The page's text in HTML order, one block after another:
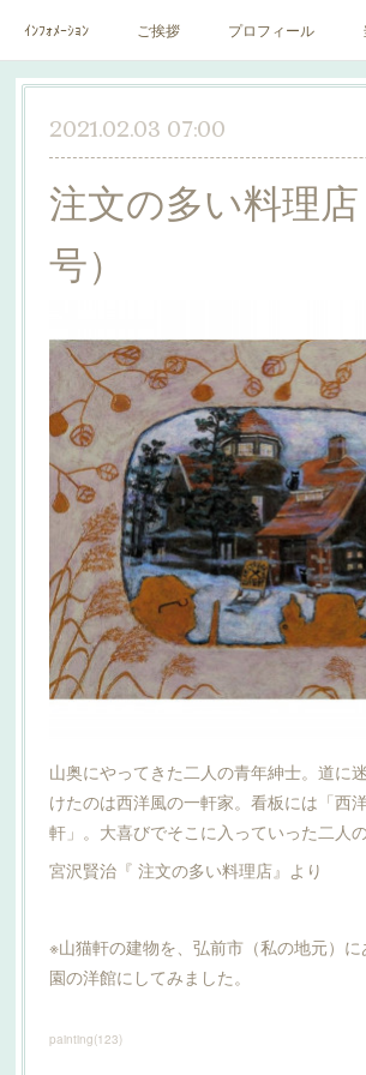
ｲﾝﾌｫﾒｰｼｮﾝ ご挨拶 プロフィール
作家一覧 絵里子画報
2021.02.03 07:00
注文の多い料理
号）
山奥にやってきた二人の青年紳士。道に
けたのは西洋風の一軒家。看板には「西
軒」。大喜びでそこに入っていった二人
宮沢賢治『 注文の多い料理店』より
※山猫軒の建物を、弘前市（私の地元）
園の洋館にしてみました。
painting(123)